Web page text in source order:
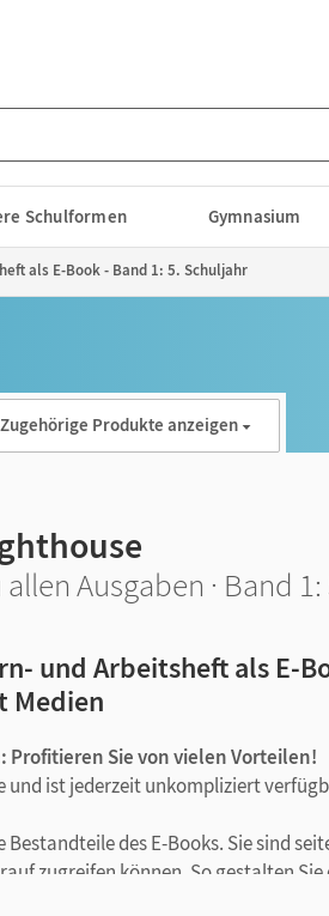
Schulformen Gymnasium
als E-Book - Band 1: 5. Schuljahr
Zugehörige Produkte anzeigen
allen Ausgaben · Band
und Arbeitsheft als E-
Medien
Profitieren Sie von vielen Vorteilen!
ist jederzeit unkompliziert
des E-Books. Sie sind
zugreifen können. So gestalten Sie
auf andere Datenträger, kein